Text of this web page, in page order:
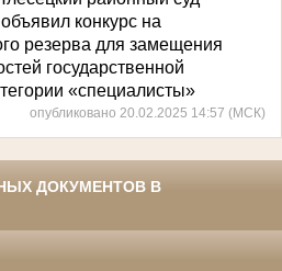
конкурс на
резерва для замещения
государственной
«специалисты»
опубликовано 20.02.2025 14:57 (МСК)
ДОКУМЕНТОВ В